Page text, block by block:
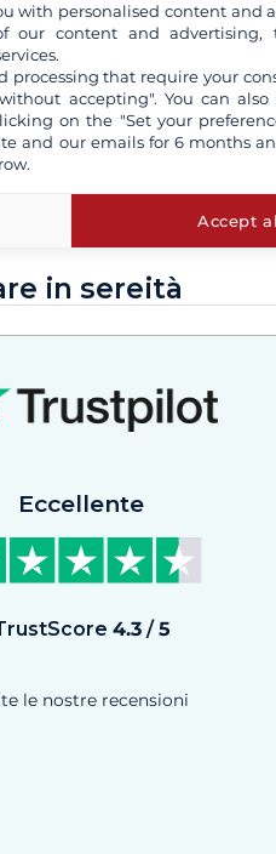
in sereità
Eccellente
4.3/5
le nostre recensioni
with personalised content and
our content and advertising,
processing that require your
accepting". You can also
on the "Set your
and our emails for 6 months
Accept